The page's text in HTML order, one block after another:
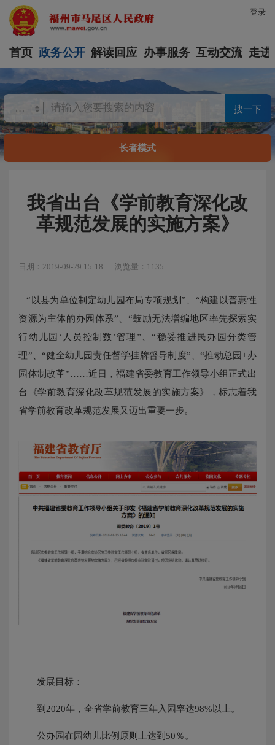
登录
首页 政务公开 解读回应 办事服务 互动交流 走进
搜一下
长者模式
我省出台《学前教育深化改
革规范发展的实施方案》
日期：2019-09-29 15:18 浏览量：1135
“以县为单位制定幼儿园布局专项规划”、“构建以普惠性
资源为主体的办园体系”、“鼓励无法增编地区率先探索实
行幼儿园‘人员控制数’管理”、“稳妥推进民办园分类管
理”、“健全幼儿园责任督学挂牌督导制度”、“推动总园+办
园体制改革”……近日，福建省委教育工作领导小组正式出
台《学前教育深化改革规范发展的实施方案》，标志着我
省学前教育改革规范发展又迈出重要一步。
发展目标：
到2020年，全省学前教育三年入园率达98%以上。
公办园在园幼儿比例原则上达到50％。